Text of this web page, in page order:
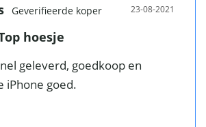
23-08-2021
hoesje
geleverd, goedkoop en
iPhone goed.